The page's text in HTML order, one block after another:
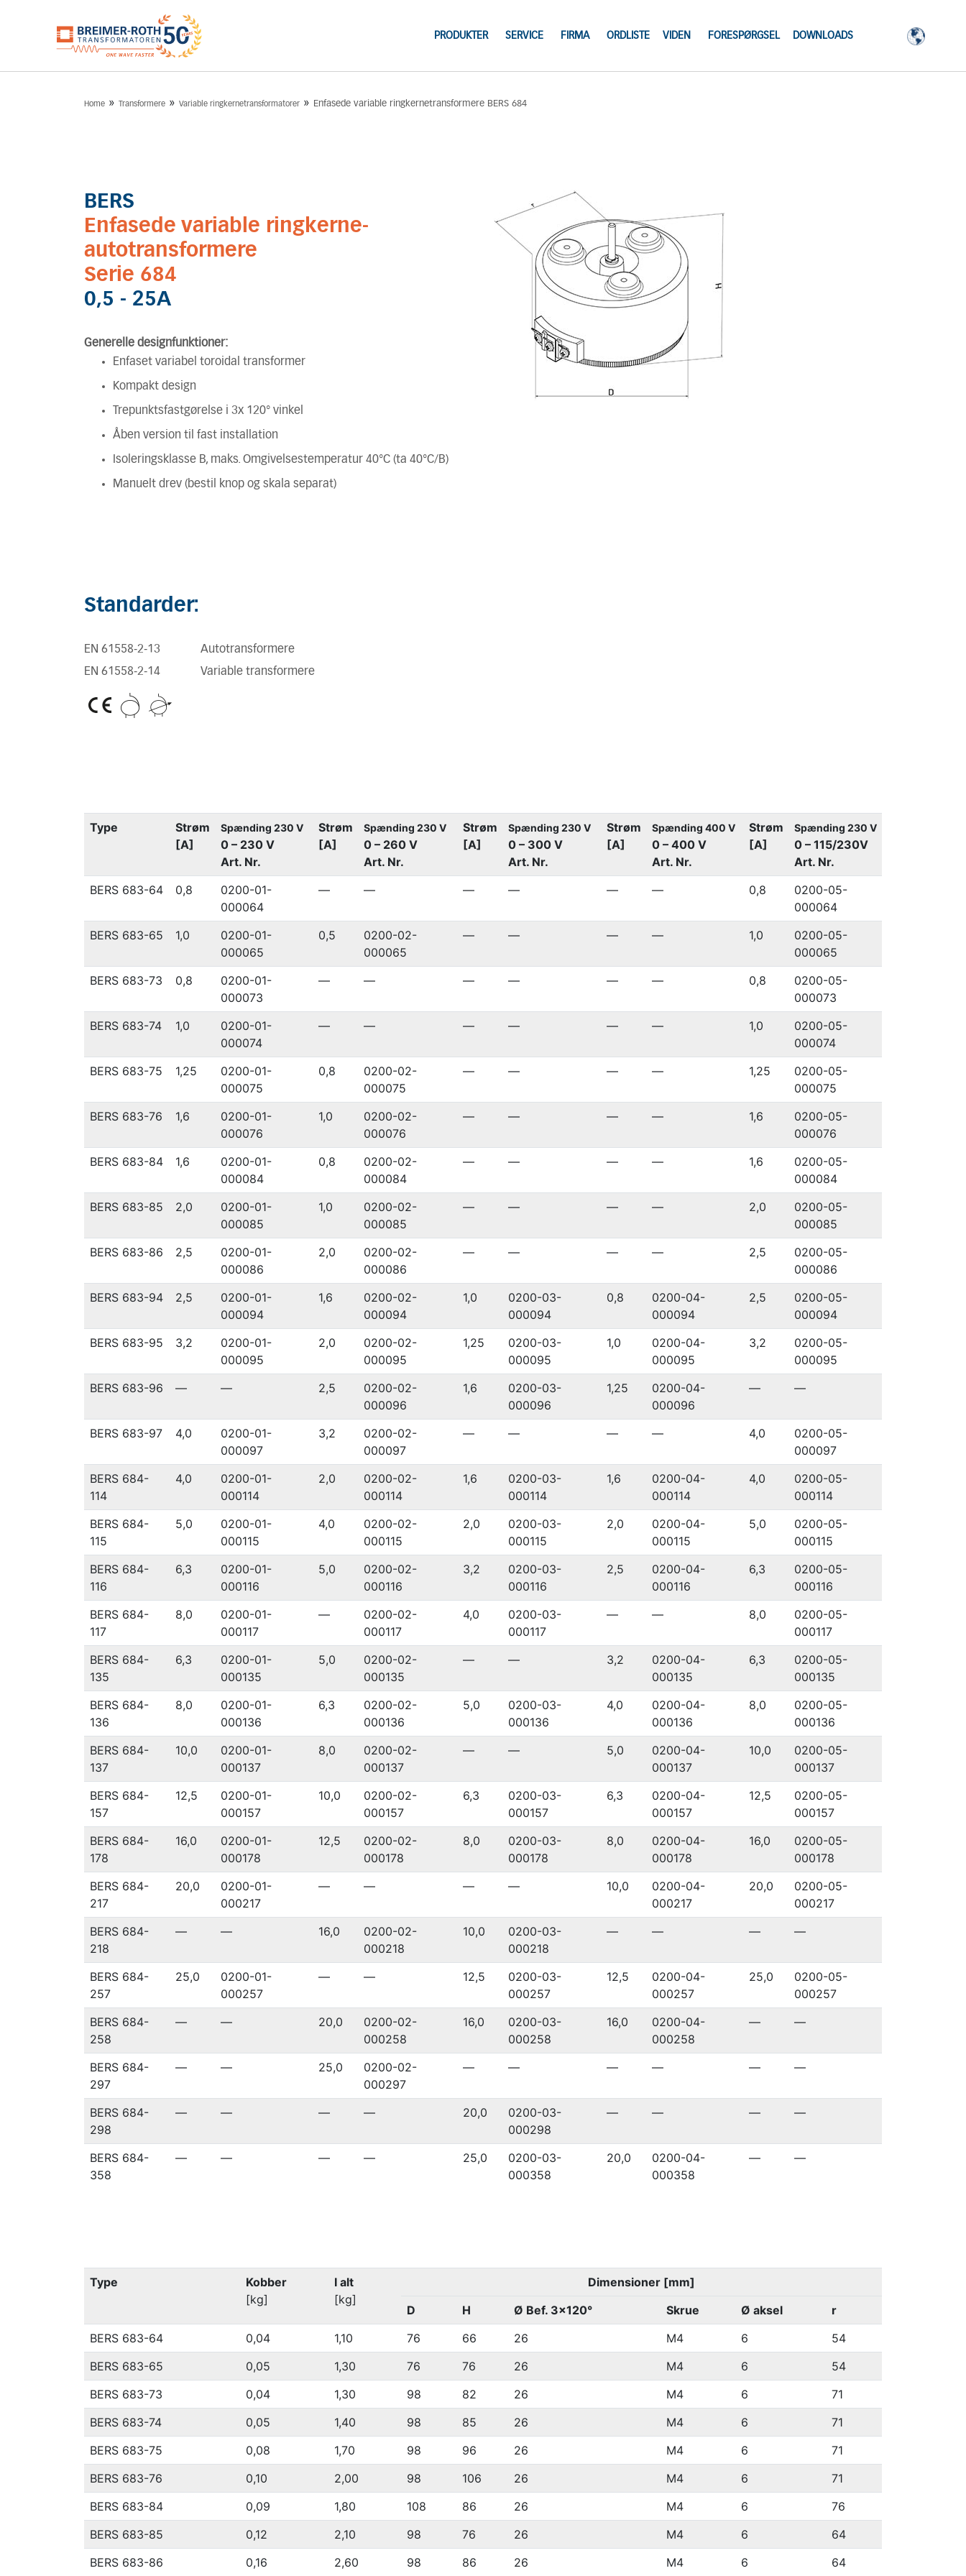
PRODUKTER SERVICE FIRMA ORDLISTE VIDEN FORESPØRGSEL DOWNLOADS
Home » Transformere » Variable ringkernetransformatorer » Enfasede variable ringkernetransformere BERS 684
BERS
Enfasede variable ringkerne-
autotransformere
Serie 684
0,5 - 25A
Generelle designfunktioner:
Enfaset variabel toroidal transformer
Kompakt design
Trepunktsfastgørelse i 3x 120° vinkel
Åben version til fast installation
Isoleringsklasse B, maks. Omgivelsestemperatur 40°C (ta 40°C/B)
Manuelt drev (bestil knop og skala separat)
Standarder:
EN 61558-2-13
Autotransformere
EN 61558-2-14
Variable transformere
Type
Strøm
[A]
Spænding 230 V
0 – 230 V
Art. Nr.
Strøm
[A]
Spænding 230 V
0 – 260 V
Art. Nr.
Strøm
[A]
Spænding 230 V
0 – 300 V
Art. Nr.
Strøm
[A]
Spænding 400 V
0 – 400 V
Art. Nr.
Strøm
[A]
Spænding 230 V
0 – 115/230V
Art. Nr.
BERS 683-64
0,8
0200-01-
000064
— — — — — — 0,8
0200-05-
000064
BERS 683-65
1,0
0200-01-
000065
0,5
0200-02-
000065
— — — — 1,0
0200-05-
000065
BERS 683-73
0,8
0200-01-
000073
— — — — — — 0,8
0200-05-
000073
BERS 683-74
1,0
0200-01-
000074
— — — — — — 1,0
0200-05-
000074
BERS 683-75
1,25
0200-01-
000075
0,8
0200-02-
000075
— — — — 1,25
0200-05-
000075
BERS 683-76
1,6
0200-01-
000076
1,0
0200-02-
000076
— — — — 1,6
0200-05-
000076
BERS 683-84
1,6
0200-01-
000084
0,8
0200-02-
000084
— — — — 1,6
0200-05-
000084
BERS 683-85
2,0
0200-01-
000085
1,0
0200-02-
000085
— — — — 2,0
0200-05-
000085
BERS 683-86
2,5
0200-01-
000086
2,0
0200-02-
000086
— — — — 2,5
0200-05-
000086
BERS 683-94
2,5
0200-01-
000094
1,6
0200-02-
000094
1,0
0200-03-
000094
0,8
0200-04-
000094
2,5
0200-05-
000094
BERS 683-95
3,2
0200-01-
000095
2,0
0200-02-
000095
1,25
0200-03-
000095
1,0
0200-04-
000095
3,2
0200-05-
000095
BERS 683-96
— — 2,5
0200-02-
000096
1,6
0200-03-
000096
1,25
0200-04-
000096
— —
BERS 683-97 4,0
0200-01-
000097
3,2
0200-02-
000097
— — — — 4,0
0200-05-
000097
BERS 684-
114
4,0
0200-01-
000114
2,0
0200-02-
000114
1,6
0200-03-
000114
1,6
0200-04-
000114
4,0
0200-05-
000114
BERS 684-
115
5,0
0200-01-
000115
4,0
0200-02-
000115
2,0
0200-03-
000115
2,0
0200-04-
000115
5,0
0200-05-
000115
BERS 684-
116
6,3
0200-01-
000116
5,0
0200-02-
000116
3,2
0200-03-
000116
2,5
0200-04-
000116
6,3
0200-05-
000116
BERS 684-
117
8,0
0200-01-
000117
—
0200-02-
000117
4,0
0200-03-
000117
— — 8,0
0200-05-
000117
BERS 684-
135
6,3
0200-01-
000135
5,0
0200-02-
000135
— — 3,2
0200-04-
000135
6,3
0200-05-
000135
BERS 684-
136
8,0
0200-01-
000136
6,3
0200-02-
000136
5,0
0200-03-
000136
4,0
0200-04-
000136
8,0
0200-05-
000136
BERS 684-
137
10,0
0200-01-
000137
8,0
0200-02-
000137
— — 5,0
0200-04-
000137
10,0
0200-05-
000137
BERS 684-
157
12,5
0200-01-
000157
10,0
0200-02-
000157
6,3
0200-03-
000157
6,3
0200-04-
000157
12,5
0200-05-
000157
BERS 684-
178
16,0
0200-01-
000178
12,5
0200-02-
000178
8,0
0200-03-
000178
8,0
0200-04-
000178
16,0
0200-05-
000178
BERS 684-
217
20,0
0200-01-
000217
— — — — 10,0
0200-04-
000217
20,0
0200-05-
000217
BERS 684-
218
— — 16,0
0200-02-
000218
10,0
0200-03-
000218
— — — —
BERS 684-
257
25,0
0200-01-
000257
— — 12,5
0200-03-
000257
12,5
0200-04-
000257
25,0
0200-05-
000257
BERS 684-
258
— — 20,0
0200-02-
000258
16,0
0200-03-
000258
16,0
0200-04-
000258
— —
BERS 684-
297
— — 25,0
0200-02-
000297
— — — — — —
BERS 684-
298
— — — — 20,0
0200-03-
000298
— — — —
BERS 684-
358
— — — — 25,0
0200-03-
000358
20,0
0200-04-
000358
— —
Type
Kobber
[kg]
I alt
[kg]
Dimensioner [mm]
D
H Ø Bef. 3×120° Skrue Ø aksel
r
BERS 683-64
0,04 1,10 76 66 26 M4 6
54
BERS 683-65
0,05 1,30 76 76 26 M4 6
54
BERS 683-73
0,04 1,30 98 82 26 M4 6
71
BERS 683-74
0,05 1,40 98 85 26 M4 6
71
BERS 683-75
0,08 1,70 98 96 26 M4 6
71
BERS 683-76
0,10 2,00 98 106 26 M4 6
71
BERS 683-84
0,09 1,80 108 86 26 M4 6
76
BERS 683-85
0,12 2,10 98 76 26 M4 6
64
BERS 683-86
0,16 2,60 98 86 26 M4 6 64